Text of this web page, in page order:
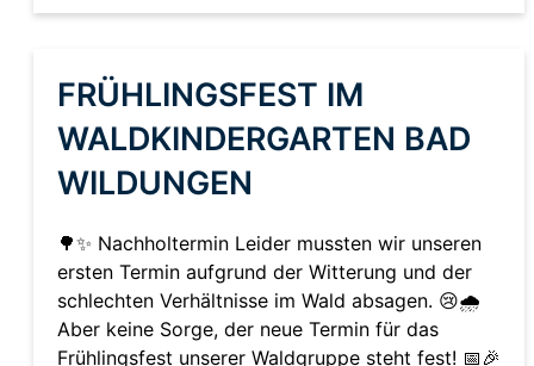
FRÜHLINGSFEST IM
WALDKINDERGARTEN BAD
WILDUNGEN
🌳✨ Nachholtermin Leider mussten wir unseren
ersten Termin aufgrund der Witterung und der
schlechten Verhältnisse im Wald absagen. 😢🌧️
Aber keine Sorge, der neue Termin für das
Frühlingsfest unserer Waldgruppe steht fest! 📅🎉